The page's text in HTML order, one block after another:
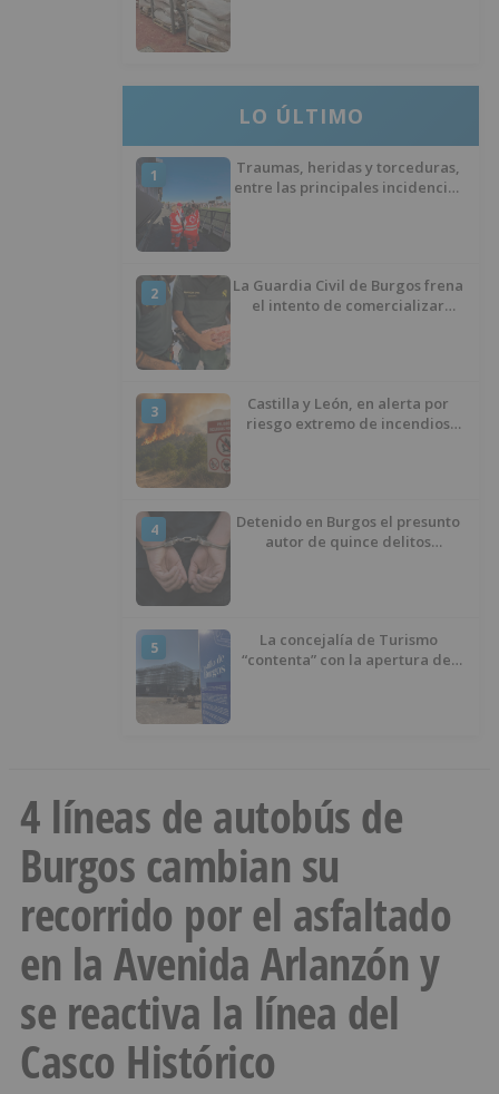
LO ÚLTIMO
1
Traumas, heridas y torceduras,
entre las principales incidencias
2
La Guardia Civil de Burgos frena
el intento de comercializar
3
Castilla y León, en alerta por
riesgo extremo de incendios
4
Detenido en Burgos el presunto
autor de quince delitos
5
La concejalía de Turismo
“contenta” con la apertura del
4 líneas de autobús de
Burgos cambian su
recorrido por el asfaltado
en la Avenida Arlanzón y
se reactiva la línea del
Casco Histórico